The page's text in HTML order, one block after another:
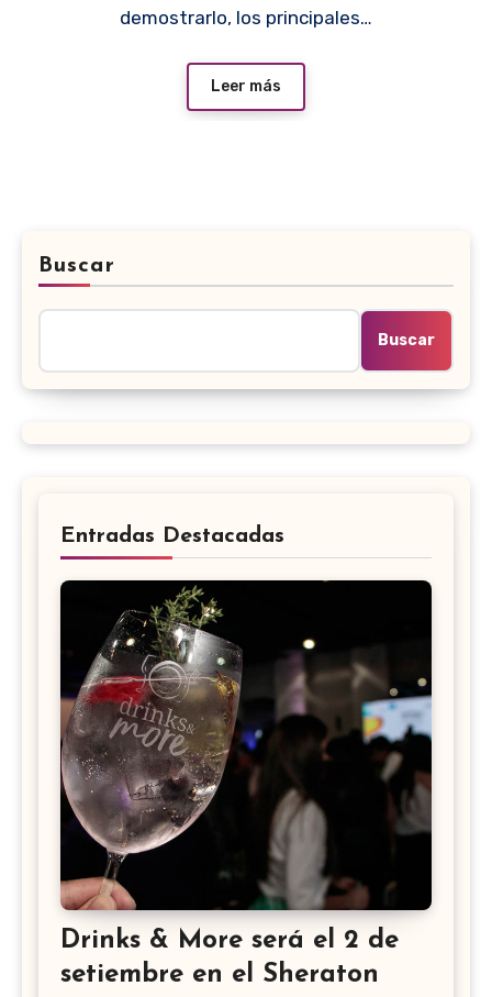
demostrarlo, los principales…
Leer más
Buscar
Buscar
Entradas Destacadas
Drinks & More será el 2 de
setiembre en el Sheraton